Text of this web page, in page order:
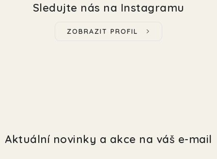
Sledujte nás na Instagramu
ZOBRAZIT PROFIL
Aktuální novinky a akce na váš e-mail